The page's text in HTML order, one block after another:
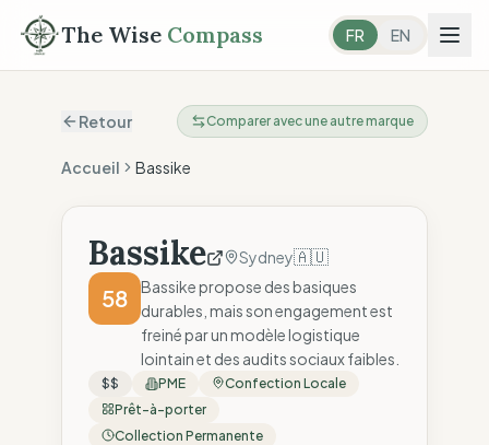
The Wise Compass FR EN
Retour Comparer avec une autre marque
Accueil Bassike
Bassike Sydney🇦🇺
58
Bassike propose des basiques
durables, mais son engagement est
freiné par un modèle logistique
lointain et des audits sociaux faibles.
$$ PME
Confection Locale
Prêt-à-porter
Collection Permanente